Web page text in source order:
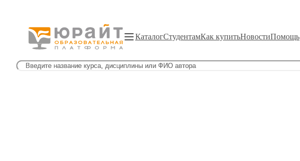
КаталогСтудентамКак купитьНовостиПомощь